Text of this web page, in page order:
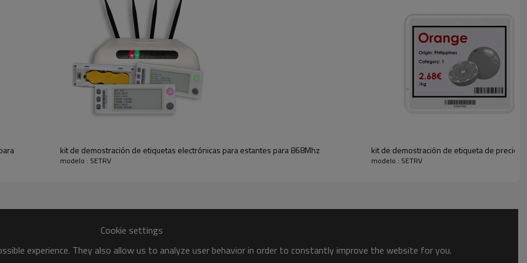
de precios digitales Caso de cliente
kit de demostración de etiquetas electrónicas para estantes para 868Mhz
modelo : SETRV
kit de demostración de etiqueta de precio
modelo : SETRV
Cookie settings
experience. They also allow us to analyze user behavior in order to constantly improve the website for you.